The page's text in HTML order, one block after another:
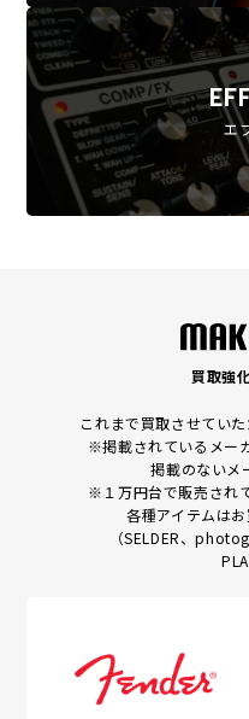
エ
買取強
これまで買取させてい
※掲載されているメー
掲載のないメ
※１万円台で販売され
各種アイテムはお
（SELDER、